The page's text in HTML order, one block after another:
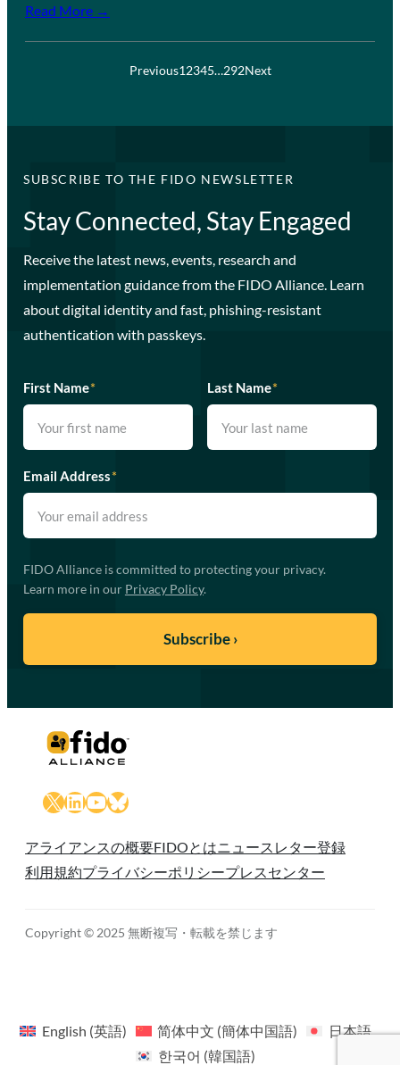
Read More →
Previous12345…292Next
SUBSCRIBE TO THE FIDO NEWSLETTER
Stay Connected, Stay Engaged
Receive the latest news, events, research and
implementation guidance from the FIDO Alliance. Learn
about digital identity and fast, phishing-resistant
authentication with passkeys.
First Name* Last Name*
Email Address*
FIDO Alliance is committed to protecting your privacy.
Learn more in our Privacy Policy.
X LinkedIn
YouTube
Bluesky
アライアンスの概要FIDOとは ニュースレター登録
利用規約プライバシーポリシープレスセンター
Copyright © 2025 無断複写・転載を禁じます
English (英語) 简体中文 (簡体中国語)
日本語
한국어 (韓国語)